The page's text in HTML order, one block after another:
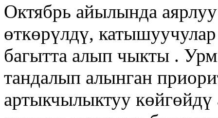
Октябрь айылында
өткөрүлдү,
багытта алып чыкты .
тандалып алынган
артыкчылыктуу көйгөйдү